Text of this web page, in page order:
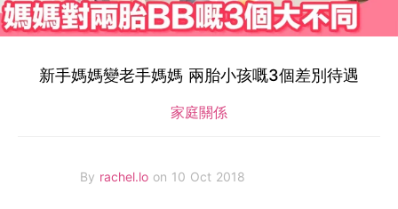
新手媽媽變老手媽媽 兩胎小孩嘅3個差別待遇
家庭關係
By rachel.lo on 10 Oct 2018